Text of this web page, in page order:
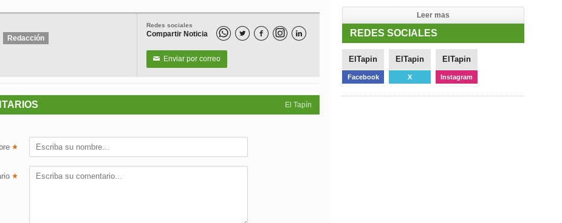
Redes sociales
Compartir Noticia   
✉ Enviar por correo
Redacción
El Tapín
*
*
Leer mas
REDES SOCIALES
ElTapin
Facebook
ElTapin
X
ElTapin
Instagram